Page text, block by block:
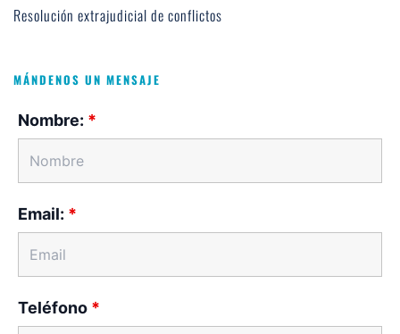
Resolución extrajudicial de conflictos
MÁNDENOS UN MENSAJE
Nombre: *
Email: *
Teléfono *